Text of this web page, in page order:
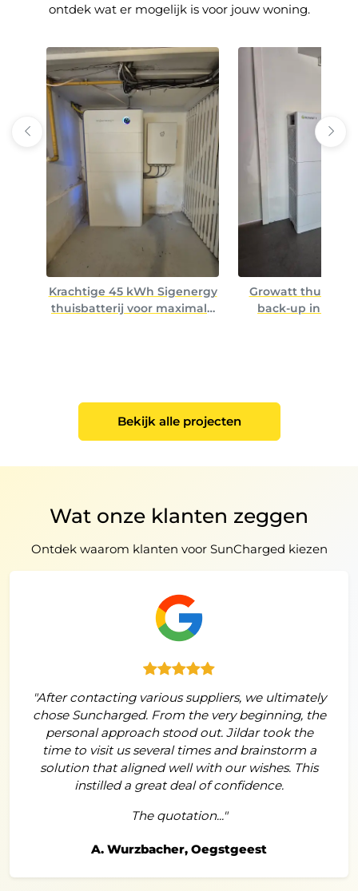
ontdek wat er mogelijk is voor jouw woning.
Krachtige 45 kWh Sigenergy
thuisbatterij voor maximale
Growatt
back-up in
Bekijk alle projecten
Wat onze klanten zeggen
Ontdek waarom klanten voor SunCharged kiezen
"After contacting various suppliers, we ultimately
chose Suncharged. From the very beginning, the
personal approach stood out. Jildar took the
time to visit us several times and brainstorm a
solution that aligned well with our wishes. This
instilled a great deal of confidence.
The quotation..."
A. Wurzbacher, Oegstgeest